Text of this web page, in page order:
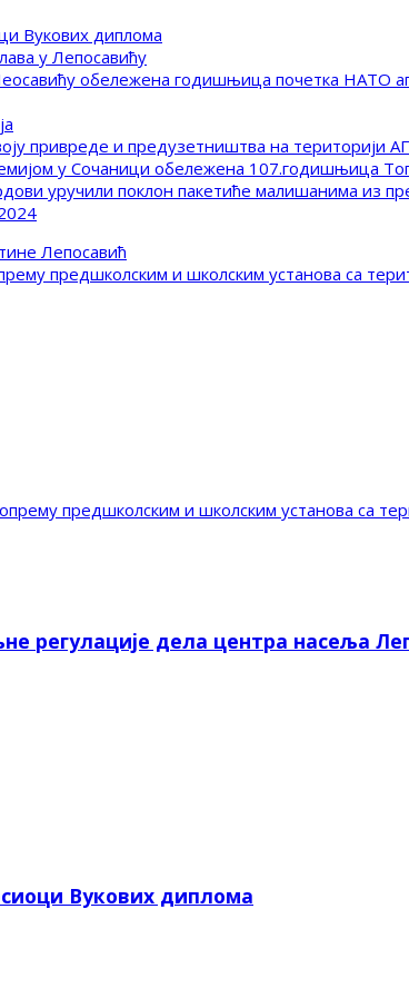
Вукових диплома
у Лепосавићу
обележена годишњица почетка НАТО
привреде и предузетништва на територији
у Сочаници обележена 107.годишњица
уручили поклон пакетиће малишанима из
предшколским и школским установа са
предшколским и школским установа са
регулације дела центра насеља
Вукових диплома